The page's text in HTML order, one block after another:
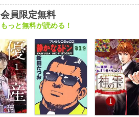
会員限定無料
もっと無料が読める！